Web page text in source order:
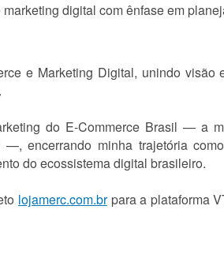
digital com ênfase em
e Marketing Digital, unindo visão
do E-Commerce Brasil — a
encerrando minha trajetória
do ecossistema digital brasileiro.
lojamerc.com.brpara a plataforma